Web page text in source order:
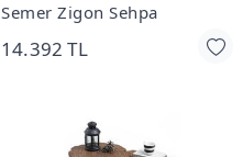
Semer Zigon Sehpa
14.392 TL